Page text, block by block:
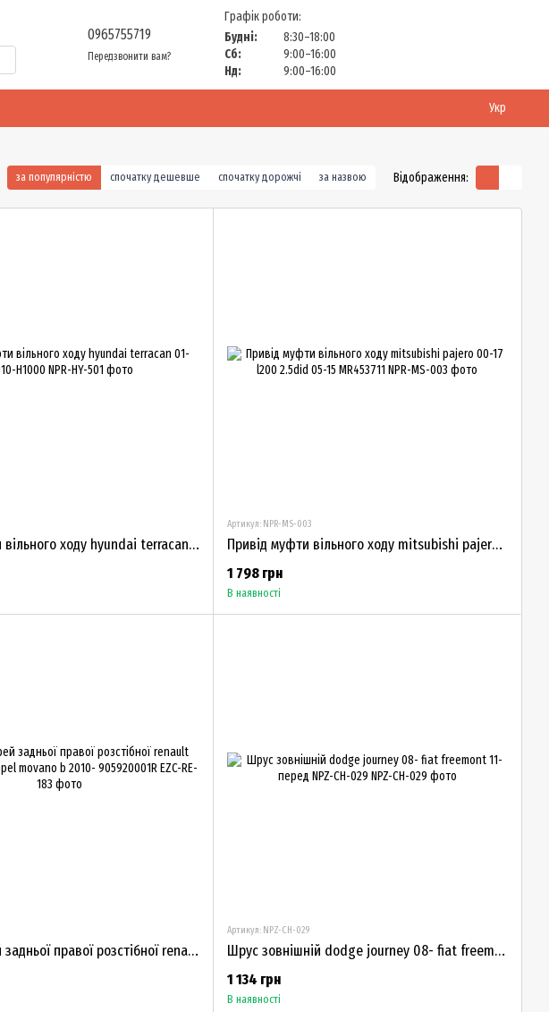
0965755719
Передзвонити вам?
Графік роботи:
Будні:
8:30–18:00
Сб:
9:00–16:00
Нд:
9:00–16:00
Укр
за популярністю спочатку дешевше спочатку дорожчі за назвою Відображення:
Привід муфти вільного ходу hyundai terracan 01-51010-H1000
Артикул: NPR-MS-003
Привід муфти вільного ходу mitsubishi pajero 00-17 l200 2.5did 05-15 MR453711
1 798 грн
В наявності
Замок дверей задньої правої розстібної renault master 3 2011- opel movano b 2010- 905920001R
Артикул: NPZ-CH-029
Шрус зовнішній dodge journey 08- fiat freemont 11- перед NPZ-CH-029
1 134 грн
В наявності